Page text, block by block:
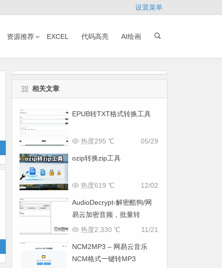
设置菜单
资源推荐 EXCEL 代码高亮 AI绘画
相关文章
EPUB转TXT格式转换工具
05/29
热度295 ℃
ozip转换zip工具
12/02
热度619 ℃
AudioDecrypt-解密酷狗/网
易云加密音频，批量转
MP3/FLAC
11/21
热度2,330 ℃
NCM2MP3 – 网易云音乐
NCM格式一键转MP3